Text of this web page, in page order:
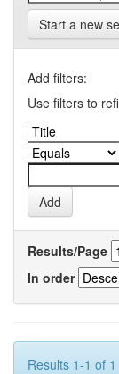
Start a new
Add filters:
Use filters to
Results/Page
In order
Results 1-1 of